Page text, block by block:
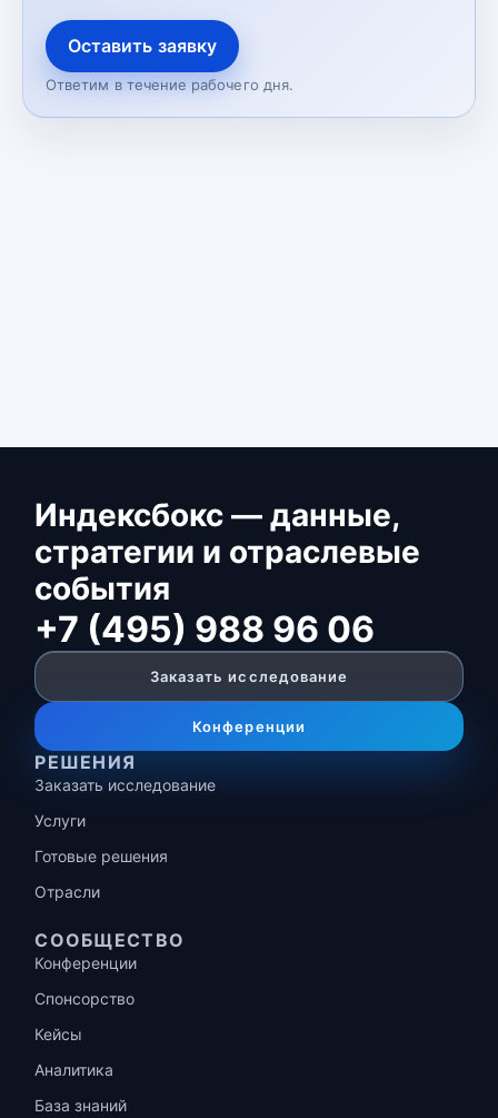
Оставить заявку
Ответим в течение рабочего дня.
Индексбокс — данные,
стратегии и отраслевые
события
+7 (495) 988 96 06
Заказать исследование
Конференции
РЕШЕНИЯ
Заказать исследование
Услуги
Готовые решения
Отрасли
СООБЩЕСТВО
Конференции
Спонсорство
Кейсы
Аналитика
База знаний